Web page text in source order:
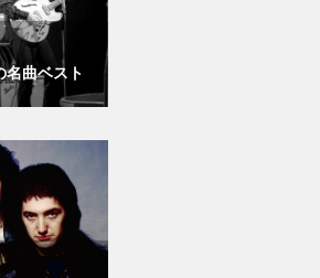
曲ベスト